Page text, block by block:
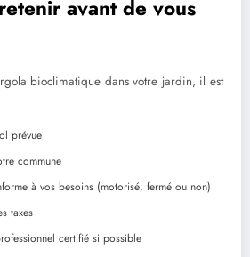
avant de vous
bioclimatique dans votre jardin, il est
prévue
commune
à vos besoins (motorisé, fermé ou non)
taxes
certifié si possible